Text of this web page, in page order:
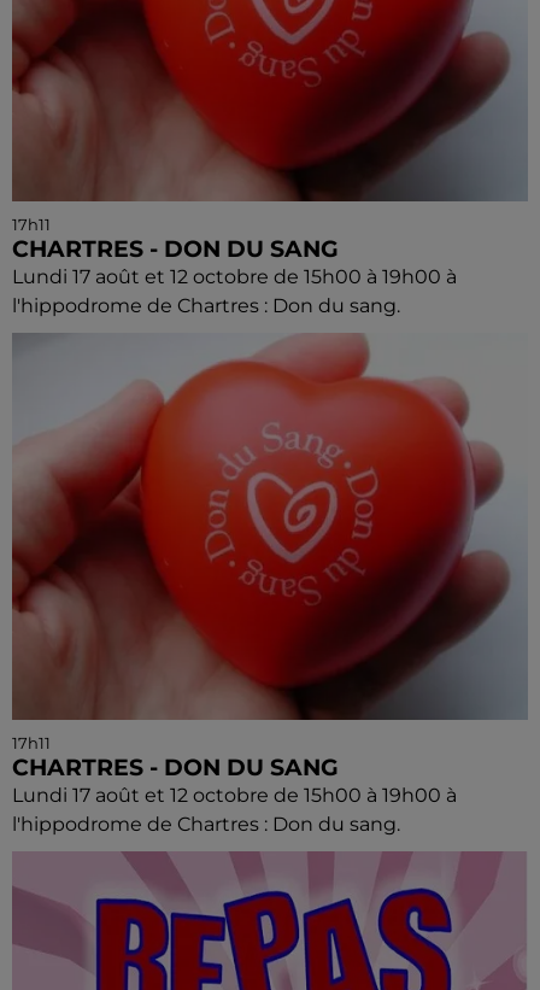
17h11
CHARTRES - DON DU SANG
Lundi 17 août et 12 octobre de 15h00 à 19h00 à
l'hippodrome de Chartres : Don du sang.
17h11
CHARTRES - DON DU SANG
Lundi 17 août et 12 octobre de 15h00 à 19h00 à
l'hippodrome de Chartres : Don du sang.